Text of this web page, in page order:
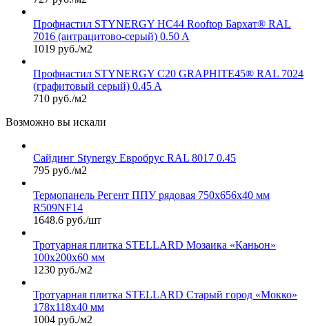
Профнастил STYNERGY НС44 Rooftop Бархат® RAL
7016 (антрацитово-серый) 0.50 A
1019 руб./м2
Профнастил STYNERGY С20 GRAPHITE45® RAL 7024
(графитовый серый) 0.45 A
710 руб./м2
Возможно вы искали
Сайдинг Stynergy Евробрус RAL 8017 0.45
795 руб./м2
Термопанель Регент ППУ рядовая 750х656х40 мм
R509NF14
1648.6 руб./шт
Тротуарная плитка STELLARD Мозаика «Каньон»
100х200х60 мм
1230 руб./м2
Тротуарная плитка STELLARD Старый город «Мокко»
178х118х40 мм
1004 руб./м2